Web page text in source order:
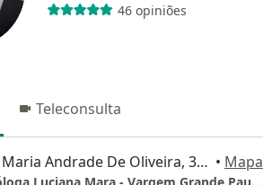
46 opiniões
Teleconsulta
Rua Dona Maria Andrade De Oliveira, 317, Vargem Grande Paulista • Mapa